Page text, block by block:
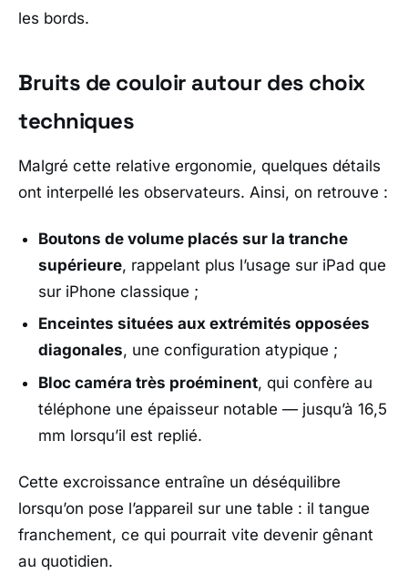
les bords.
Bruits de couloir autour des choix
techniques
Malgré cette relative ergonomie, quelques détails
ont interpellé les observateurs. Ainsi, on retrouve :
Boutons de volume placés sur la tranche
supérieure, rappelant plus l’usage sur iPad que
sur iPhone classique ;
Enceintes situées aux extrémités opposées
diagonales, une configuration atypique ;
Bloc caméra très proéminent, qui confère au
téléphone une épaisseur notable — jusqu’à 16,5
mm lorsqu’il est replié.
Cette excroissance entraîne un déséquilibre
lorsqu’on pose l’appareil sur une table : il tangue
franchement, ce qui pourrait vite devenir gênant
au quotidien.